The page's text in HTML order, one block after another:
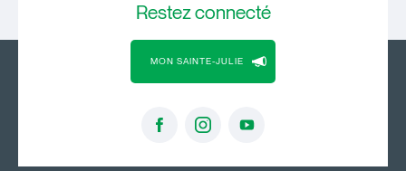
Restezconnecté
MON SAINTE-JULIE